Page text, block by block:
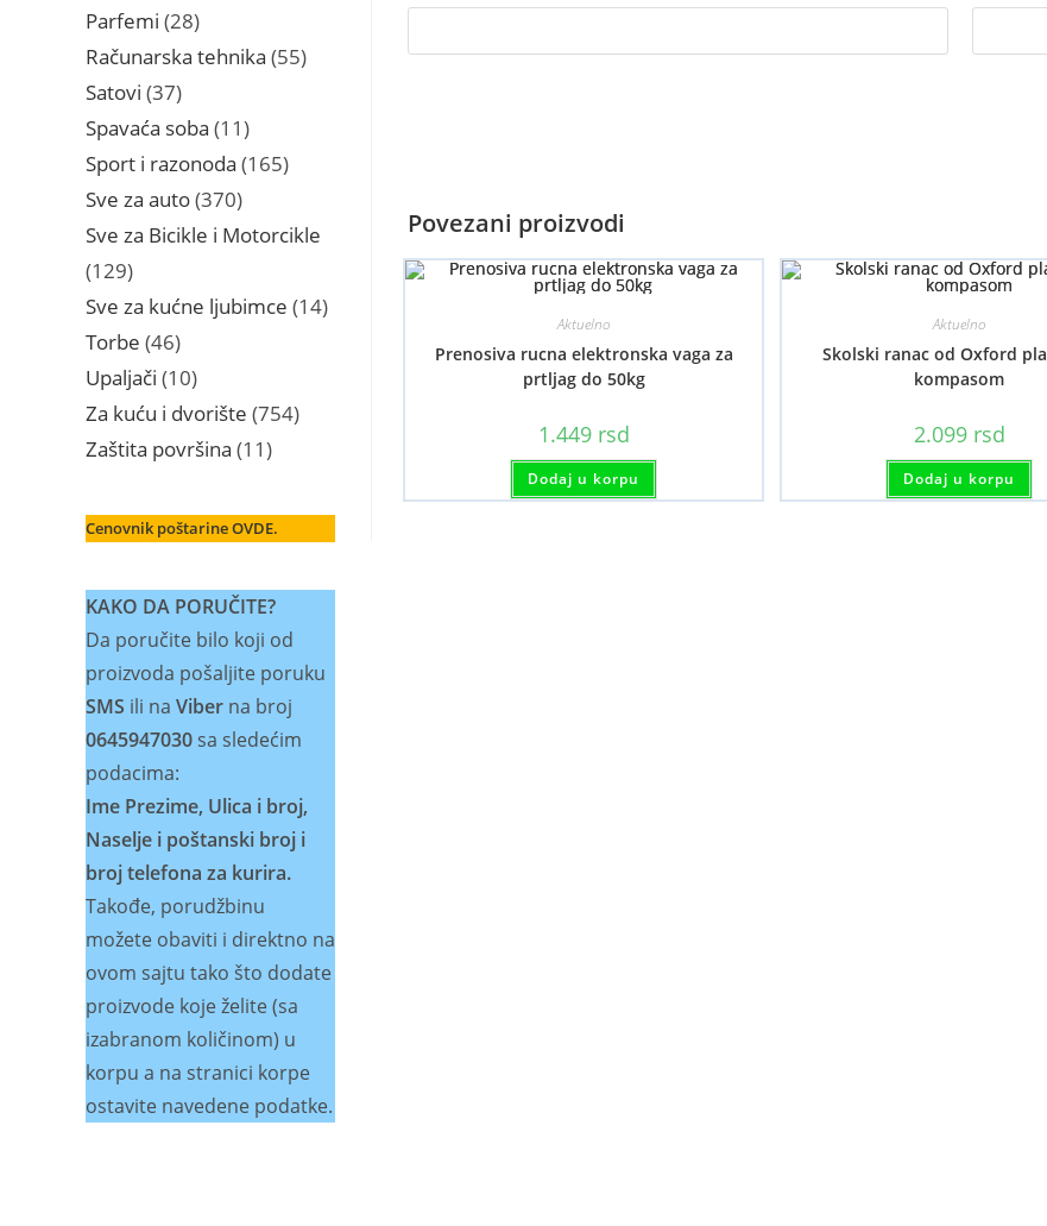
Povezani proizvodi
Aktuelno
Prenosiva rucna elektronska vaga za
prtljag do 50kg
1.449 rsd
Dodaj u korpu
Aktuelno
Skolski ranac od Oxford
kompasom
2.099 rsd
Dodaj u korpu
Parfemi 2828
proizvoda
Računarska tehnika 5555
Satovi 3737
proizvoda
Spavaća soba 11 11
proizvoda
Sport i razonoda 165165
Sve za auto 370370
proizvoda
Sve za Bicikle i Motorcikle
129129
proizvoda
Sve za kućne ljubimce 1414
Torbe 4646
proizvoda
Upaljači 1010
proizvoda
Za kuću i dvorište 754754
Zaštita površina 11 11
Cenovnik poštarine OVDE.
KAKO DA PORUČITE?
Da poručite bilo koji od
proizvoda pošaljite poruku
SMS ili na Viber na broj
0645947030sa sledećim
podacima:
Ime Prezime, Ulica i broj,
Naselje i poštanski broj i
broj telefona za kurira.
Takođe, porudžbinu
možete obaviti i direktno na
ovom sajtu tako što dodate
proizvode koje želite (sa
izabranom količinom) u
korpu a na stranici korpe
ostavite navedene podatke.